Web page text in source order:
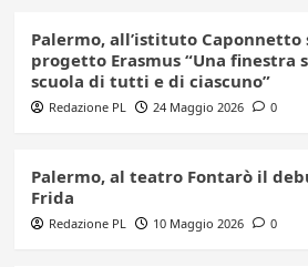
Palermo, all’istituto Caponnetto
progetto Erasmus “Una finestra
scuola di tutti e di ciascuno”
Redazione PL 24 Maggio 2026 0
Palermo, al teatro Fontarò il
Frida
Redazione PL 10 Maggio 2026 0